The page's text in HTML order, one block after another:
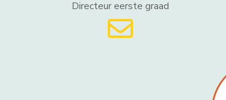
Directeur eerste graad